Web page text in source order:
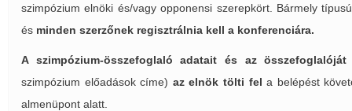
szimpózium elnöki és/vagy opponensi szerepkört. Bármely
és minden szerzőnek regisztrálnia kell a konferenciára.
A szimpózium-összefoglaló adatait és az összefoglalóját
szimpózium előadások címe) az elnök tölti fel a belépést
almenüpont alatt.